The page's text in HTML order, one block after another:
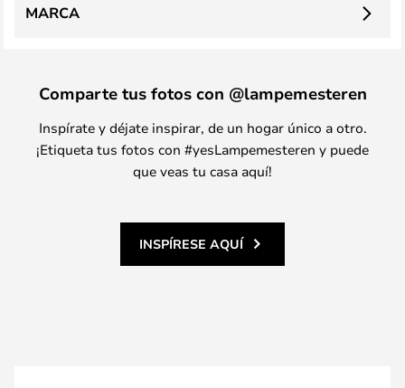
MARCA
Comparte tus fotos con @lampemesteren
Inspírate y déjate inspirar, de un hogar único a otro.
¡Etiqueta tus fotos con #yesLampemesteren y puede
que veas tu casa aquí!
INSPÍRESE AQUÍ